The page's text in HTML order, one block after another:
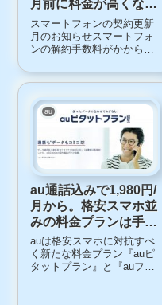
月前に料金が高くな
る。思わぬオプション
請求が
スマートフォンの契約更新
月のお知らせスマートフォ
ンの解約手数料がかからな
せがきました。これは総務
キャリア（NTTドコモ、
KDDI、ソフトバンク）が実
施開始したものです。「0円
スマートフォンの廃...
au
au通話込みで1,980円/
月から。格安スマホ並
みの料金プランは手持
ちのスマホで乗り換え
にお得
auは格安スマホに対抗すべ
く新たな料金プラン『auピ
タットプラン』と『auフラ